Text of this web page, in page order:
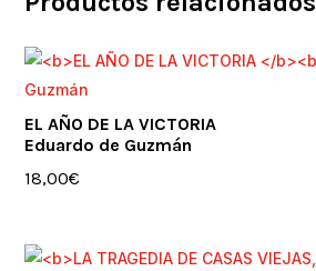
EL AÑO DE LA VICTORIA
Eduardo de Guzmán
18,00€